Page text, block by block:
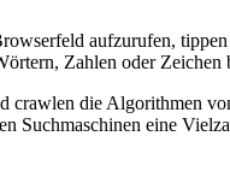
aufzurufen,
Zahlen oder Zeichen
crawlen die Algorithmen
Suchmaschinen eine